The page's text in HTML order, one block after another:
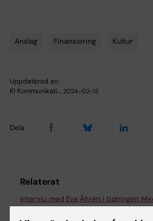
Anslag Finansiering Kultur
Uppdaterad av:
KI Kommunikati… 2024-02-13
Dela
Relaterat
Intervju med Eva Åhrén i tidningen
Vetenskap